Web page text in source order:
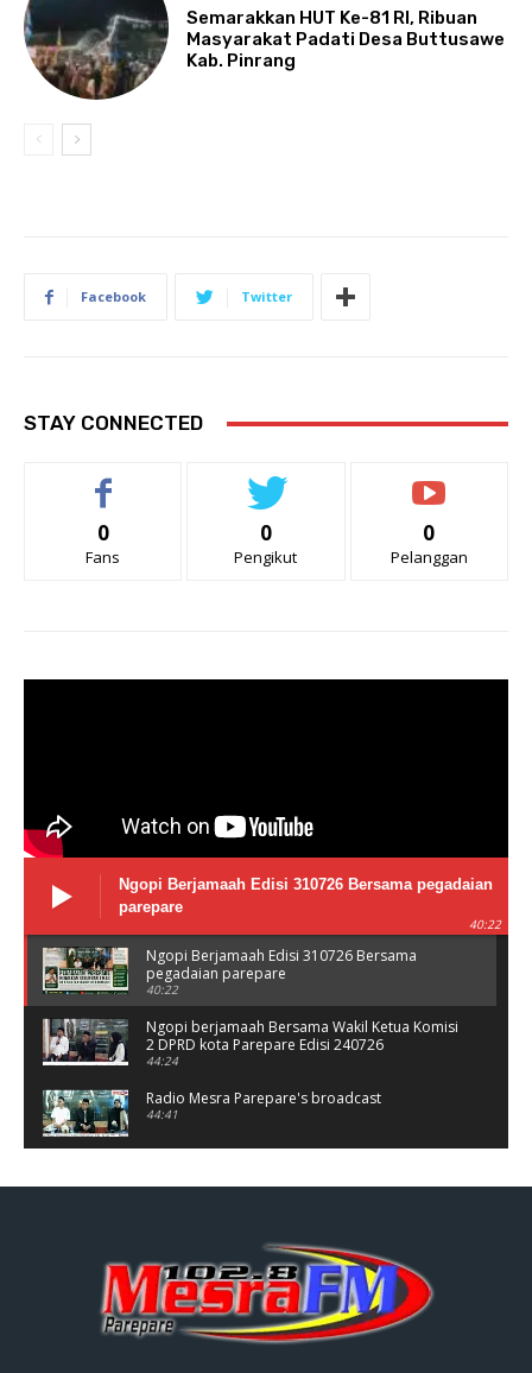
Semarakkan HUT Ke-81 RI, Ribuan
Masyarakat Padati Desa Buttusawe
Kab. Pinrang
Facebook Twitter
STAY CONNECTED
0
Fans
0
Pengikut
0
Pelanggan
Ngopi Berjamaah Edisi 310726 Bersama pegadaian
parepare
40:22
Ngopi Berjamaah Edisi 310726 Bersama
pegadaian parepare
40:22
Ngopi berjamaah Bersama Wakil Ketua Komisi
2 DPRD kota Parepare Edisi 240726
44:24
Radio Mesra Parepare's broadcast
44:41
44:25
Ngopi berjamaah bersama polres Parepare
Jumat 03/06/26
37:56
Ngopi Berjamaah Jumat 26/06/26 Bersama
Damkar parepare